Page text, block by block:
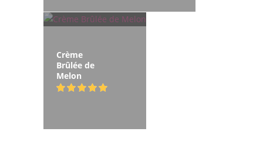
Crème
Brûlée de
Melon